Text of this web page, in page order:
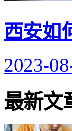
西安如
2023-
最新文